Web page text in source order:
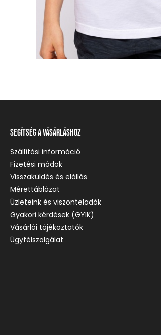
Segítség a vásárláshoz
Szállítási információ
Fizetési módok
Visszaküldés és elállás
Mérettáblázat
Üzleteink és viszonteladók
Gyakori kérdések (GYIK)
Vásárlói tájékoztatók
Ügyfélszolgálat